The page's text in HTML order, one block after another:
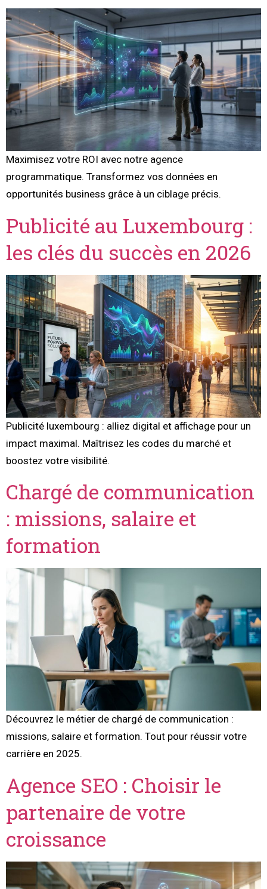
Maximisez votre ROI avec notre agence
programmatique. Transformez vos données en
opportunités business grâce à un ciblage précis.
Publicité au Luxembourg :
les clés du succès en 2026
Publicité luxembourg : alliez digital et affichage pour un
impact maximal. Maîtrisez les codes du marché et
boostez votre visibilité.
Chargé de communication
: missions, salaire et
formation
Découvrez le métier de chargé de communication :
missions, salaire et formation. Tout pour réussir votre
carrière en 2025.
Agence SEO : Choisir le
partenaire de votre
croissance